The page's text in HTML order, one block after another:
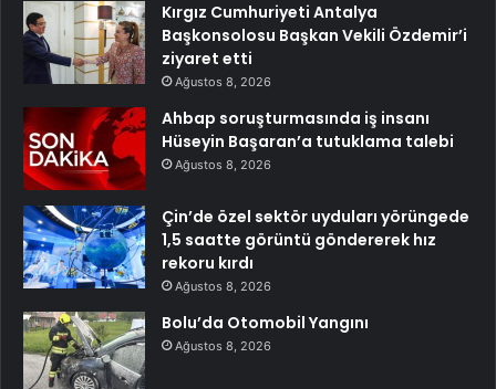
Kırgız Cumhuriyeti Antalya
Başkonsolosu Başkan Vekili Özdemir’i
ziyaret etti
Ağustos 8, 2026
Ahbap soruşturmasında iş insanı
Hüseyin Başaran’a tutuklama talebi
Ağustos 8, 2026
Çin’de özel sektör uyduları yörüngede
1,5 saatte görüntü göndererek hız
rekoru kırdı
Ağustos 8, 2026
Bolu’da Otomobil Yangını
Ağustos 8, 2026